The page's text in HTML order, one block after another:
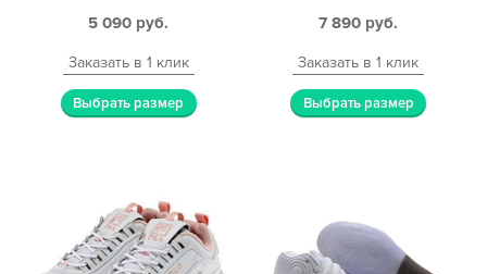
5 090 руб.
Заказать в 1 клик
Выбрать размер
7 890 руб.
Заказать в 1 клик
Выбрать размер